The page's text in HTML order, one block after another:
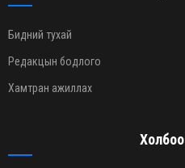
Бидний тухай
Редакцын бодлого
Хамтран ажиллах